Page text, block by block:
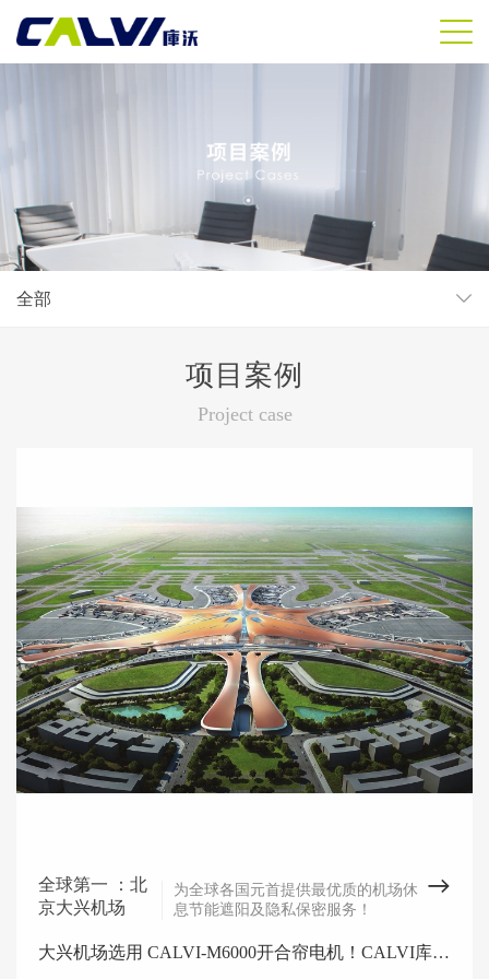
全部
项目案例
Project case
全球第一 ：北
京大兴机场
为全球各国元首提供最优质的机场休
息节能遮阳及隐私保密服务！
大兴机场选用 CALVI-M6000开合帘电机！CALVI库沃-全世界的电动窗帘！